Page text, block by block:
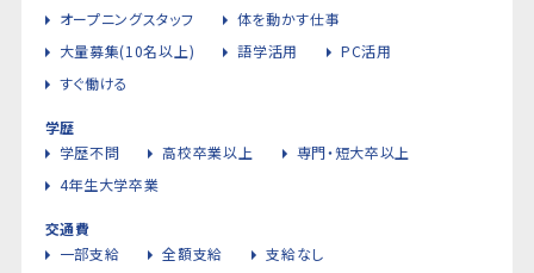
オープニングスタッフ
体を動かす仕事
大量募集(10名以上)
語学活用
PC活用
すぐ働ける
学歴
学歴不問
高校卒業以上
専門・短大卒以上
4年生大学卒業
交通費
一部支給
全額支給 支給なし